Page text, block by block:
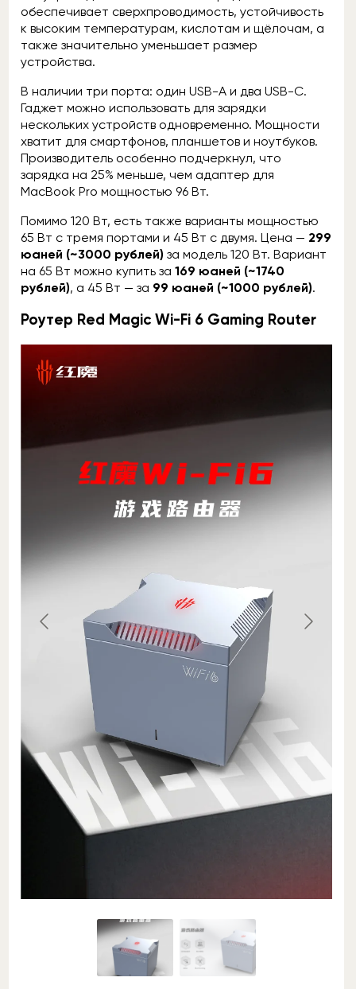
обеспечивает сверхпроводимость, устойчивость
к высоким температурам, кислотам и щёлочам, а
также значительно уменьшает размер
устройства.
В наличии три порта: один USB-A и два USB-C.
Гаджет можно использовать для зарядки
нескольких устройств одновременно. Мощности
хватит для смартфонов, планшетов и ноутбуков.
Производитель особенно подчеркнул, что
зарядка на 25% меньше, чем адаптер для
MacBook Pro мощностью 96 Вт.
Помимо 120 Вт, есть также варианты мощностью
65 Вт с тремя портами и 45 Вт с двумя. Цена — 299
юаней (~3000 рублей) за модель 120 Вт. Вариант
на 65 Вт можно купить за 169 юаней (~1740
рублей), а 45 Вт — за 99 юаней (~1000 рублей).
Роутер Red Magic Wi-Fi 6 Gaming Router